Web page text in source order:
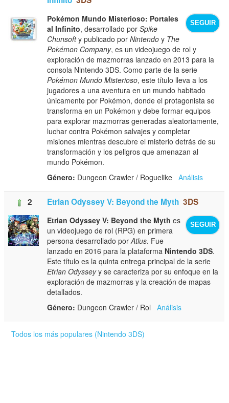
SEGUIR
Pokémon Mundo Misterioso: Portales
al Infinito, desarrollado porSpike
Chunsofty publicado porNintendo y The
Pokémon Company, es un videojuego de rol y
exploración de mazmorras lanzado en 2013 para la
consola Nintendo 3DS. Como parte de la serie
Pokémon Mundo Misterioso, este título lleva a los
jugadores a una aventura en un mundo habitado
únicamente por Pokémon, donde el protagonista se
transforma en un Pokémon y debe formar equipos
para explorar mazmorras generadas aleatoriamente,
luchar contra Pokémon salvajes y completar
misiones mientras descubre el misterio detrás de su
transformación y los peligros que amenazan al
mundo Pokémon.
Género: Dungeon Crawler / RoguelikeAnálisis
2 Etrian Odyssey V: Beyond the Myth 3DS
SEGUIR
Etrian Odyssey V: Beyond the Myth es
un videojuego de rol (RPG) en primera
persona desarrollado porAtlus. Fue
lanzado en 2016 para la plataforma Nintendo 3DS.
Este título es la quinta entrega principal de la serie
Etrian Odysseyy se caracteriza por su enfoque en la
exploración de mazmorras y la creación de mapas
detallados.
Género: Dungeon Crawler / RolAnálisis
Todos los más populares (Nintendo 3DS)